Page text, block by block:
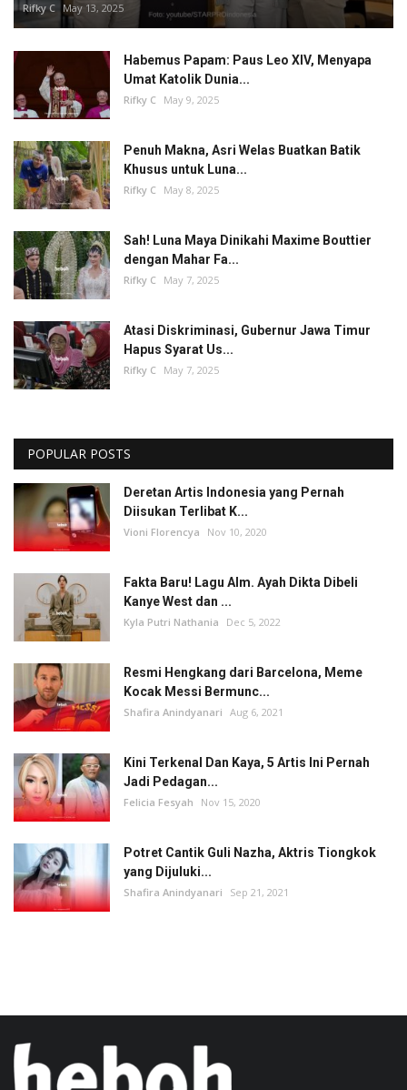
Rifky C May 13, 2025
Habemus Papam: Paus Leo XIV, Menyapa
Umat Katolik Dunia...
Rifky C May 9, 2025
Penuh Makna, Asri Welas Buatkan Batik
Khusus untuk Luna...
Rifky C May 8, 2025
Sah! Luna Maya Dinikahi Maxime Bouttier
dengan Mahar Fa...
Rifky C May 7, 2025
Atasi Diskriminasi, Gubernur Jawa Timur
Hapus Syarat Us...
Rifky C May 7, 2025
POPULAR POSTS
Deretan Artis Indonesia yang Pernah
Diisukan Terlibat K...
Vioni Florencya Nov 10, 2020
Fakta Baru! Lagu Alm. Ayah Dikta Dibeli
Kanye West dan ...
Kyla Putri Nathania Dec 5, 2022
Resmi Hengkang dari Barcelona, Meme
Kocak Messi Bermunc...
Shafira Anindyanari Aug 6, 2021
Kini Terkenal Dan Kaya, 5 Artis Ini Pernah
Jadi Pedagan...
Felicia Fesyah Nov 15, 2020
Potret Cantik Guli Nazha, Aktris Tiongkok
yang Dijuluki...
Shafira Anindyanari Sep 21, 2021